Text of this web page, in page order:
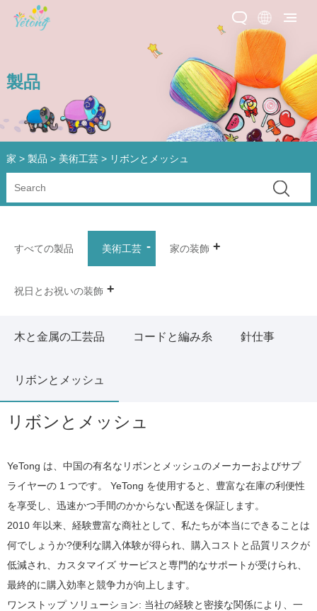
製品
家 > 製品 > 美術工芸> リボンとメッシュ
すべての製品 美術工芸 家の装飾
祝日とお祝いの装飾
木と金属の工芸品 コードと編み糸 針仕事
リボンとメッシュ
リボンとメッシュ
YeTong は、中国の有名なリボンとメッシュのメーカーおよびサプ
ライヤーの 1 つです。 YeTong を使用すると、豊富な在庫の利便性
を享受し、迅速かつ手間のかからない配送を保証します。
2010 年以来、経験豊富な商社として、私たちが本当にできることは
何でしょうか?便利な購入体験が得られ、購入コストと品質リスクが
低減され、カスタマイズ サービスと専門的なサポートが受けられ、
最終的に購入効率と競争力が向上します。
ワンストップ ソリューション: 当社の経験と密接な関係により、一